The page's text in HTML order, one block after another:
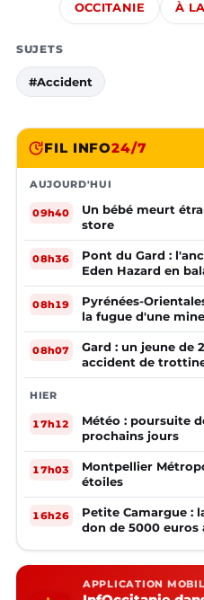
OCCITANIE À
SUJETS
#Accident
FIL INFO24/7
AUJOURD'HUI
09h40
Un bébé meurt
store
08h36
Pont du Gard :
Eden Hazard en
08h19
Pyrénées-
la fugue d'une
08h07
Gard : un jeune de
accident de
HIER
17h12
Météo : poursuite
prochains jours
17h03
Montpellier
étoiles
16h26
Petite Camargue :
don de 5000 euros
APPLICATION